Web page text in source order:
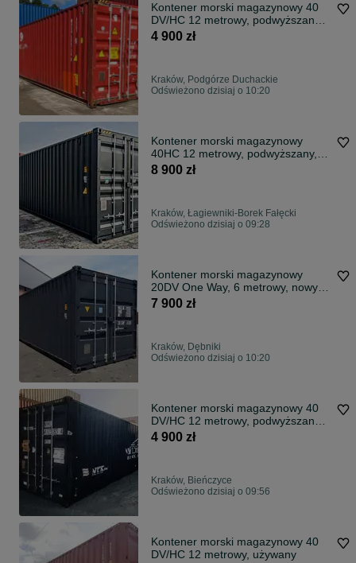
Kontener morski magazynowy 40
DV/HC 12 metrowy, podwyższany +
transport
4 900 zł
Kraków, Podgórze Duchackie
Odświeżono dzisiaj o 10:20
Kontener morski magazynowy
40HC 12 metrowy, podwyższany,
nowy, kolory!
8 900 zł
Kraków, Łagiewniki-Borek Fałęcki
Odświeżono dzisiaj o 09:28
Kontener morski magazynowy
20DV One Way, 6 metrowy, nowy,
kolory!
7 900 zł
Kraków, Dębniki
Odświeżono dzisiaj o 10:20
Kontener morski magazynowy 40
DV/HC 12 metrowy, podwyższany +
transport
4 900 zł
Kraków, Bieńczyce
Odświeżono dzisiaj o 09:56
Kontener morski magazynowy 40
DV/HC 12 metrowy, używany